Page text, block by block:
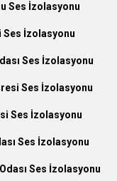
Ses İzolasyonu
Ses İzolasyonu
Ses İzolasyonu
Ses İzolasyonu
Ses İzolasyonu
Ses İzolasyonu
Ses İzolasyonu